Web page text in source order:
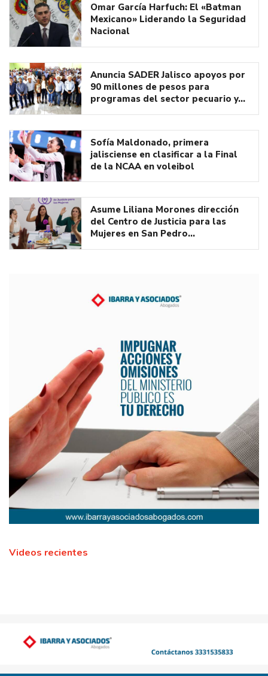
Omar García Harfuch: El «Batman
Mexicano» Liderando la Seguridad
Nacional
Anuncia SADER Jalisco apoyos por
90 millones de pesos para
programas del sector pecuario y…
Sofía Maldonado, primera
jalisciense en clasificar a la Final
de la NCAA en voleibol
Asume Liliana Morones dirección
del Centro de Justicia para las
Mujeres en San Pedro…
Videos recientes